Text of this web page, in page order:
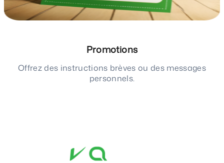
Promotions
Offrez des instructions brèves ou des messages
personnels.